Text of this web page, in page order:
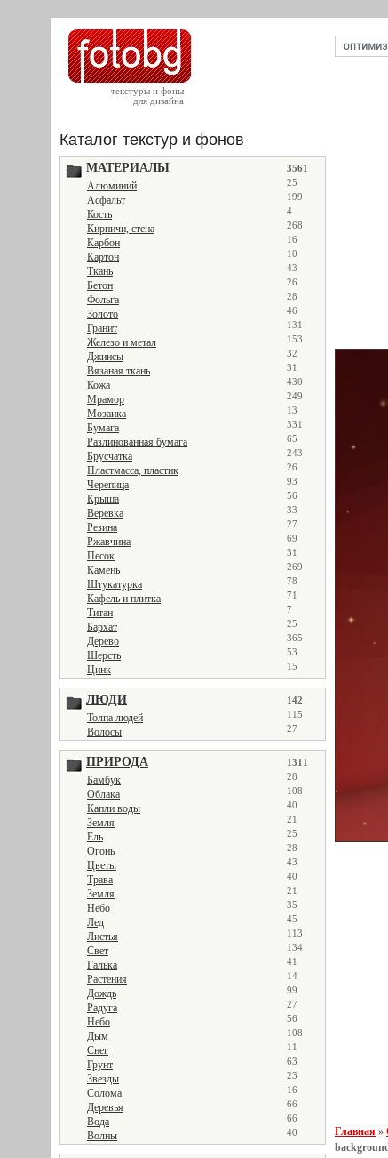
текстуры и фоны
для дизайна
Каталог текстур и фонов
МАТЕРИАЛЫ 3561
Алюминий 25
Асфальт 199
Кость 4
Кирпичи, стена 268
Карбон 16
Картон 10
Ткань 43
Бетон 26
Фольга 28
Золото 46
Гранит 131
Железо и метал 153
Джинсы 32
Вязаная ткань 31
Кожа 430
Мрамор 249
Мозаика 13
Бумага 331
Разлинованная бумага 65
Брусчатка 243
Пластмасса, пластик 26
Черепица 93
Крыша 56
Веревка 33
Резина 27
Ржавчина 69
Песок 31
Камень 269
Штукатурка 78
Кафель и плитка 71
Титан 7
Бархат 25
Дерево 365
Шерсть 53
Цинк 15
ЛЮДИ 142
Толпа людей 115
Волосы 27
ПРИРОДА 1311
Бамбук 28
Облака 108
Капли воды 40
Земля 21
Ель 25
Огонь 28
Цветы 43
Трава 40
Земля 21
Небо 35
Лед 45
Листья 113
Свет 134
Галька 41
Растения 14
Дождь 99
Радуга 27
Небо 56
Дым 108
Снег 11
Грунт 63
Звезды 23
Солома 16
Деревья 66
Вода 66
Волны 40 Главная »